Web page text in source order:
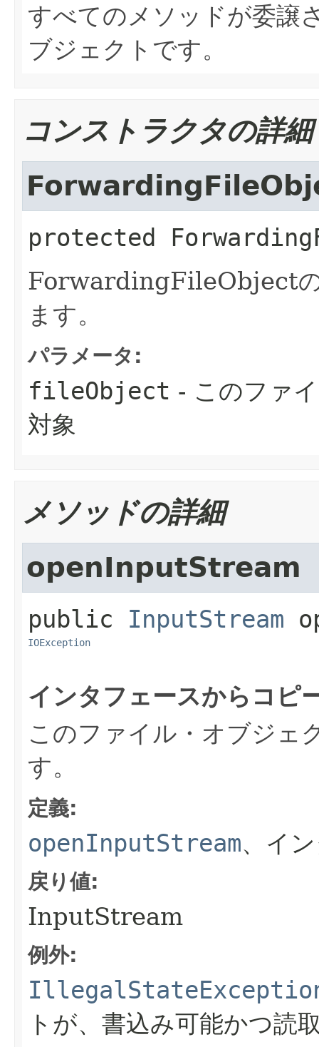
すべてのメソッドが委譲
ブジェクトです。
コンストラクタの詳細
protected
ForwardingFileObjectの
ます。
パラメータ:
fileObject - このファ
対象
メソッドの詳細
openInputStream
public InputStream
IOException
インタフェースからコピ
このファイル・オブジ
す。
定義:
openInputStream、イ
戻り値:
InputStream
例外:
トが、書込み可能かつ読